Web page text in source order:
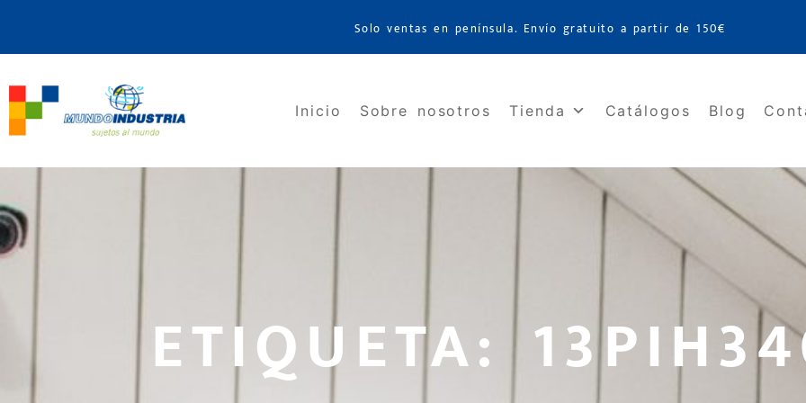
Solo ventas en península. Envío gratuito a partir de 150€
Inicio Sobre nosotros Tienda Catálogos Blog
ETIQUETA: